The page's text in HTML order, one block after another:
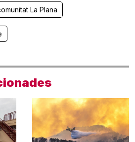
La Plana